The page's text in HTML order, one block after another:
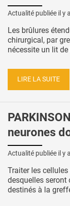
Actualité publiée il y a
Les brûlures
chirurgical, par
nécessite un lit
LIRE LA SUITE
neurones
Actualité publiée il y a
Traiter les
desquelles seront
destinés à la